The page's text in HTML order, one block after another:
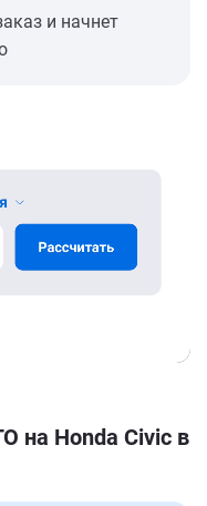
и начнет
на Honda Civic в